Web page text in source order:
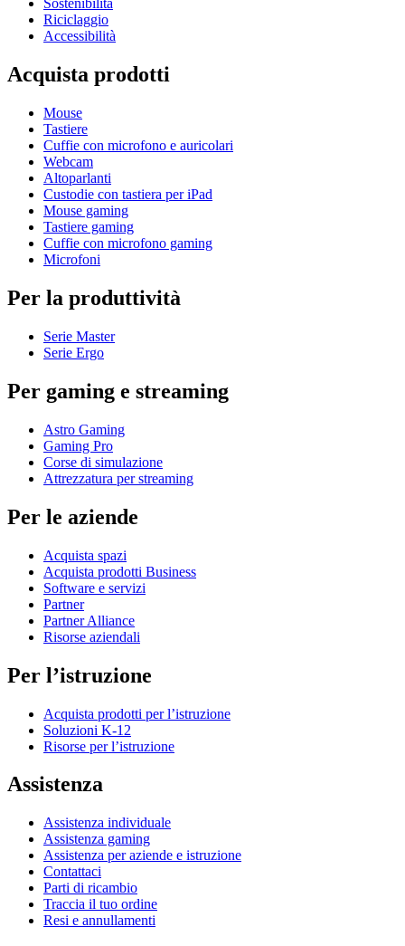
Sostenibilità
Riciclaggio
Accessibilità
Acquista prodotti
Mouse
Tastiere
Cuffie con microfono e auricolari
Webcam
Altoparlanti
Custodie con tastiera per iPad
Mouse gaming
Tastiere gaming
Cuffie con microfono gaming
Microfoni
Per la produttività
Serie Master
Serie Ergo
Per gaming e streaming
Astro Gaming
Gaming Pro
Corse di simulazione
Attrezzatura per streaming
Per le aziende
Acquista spazi
Acquista prodotti Business
Software e servizi
Partner
Partner Alliance
Risorse aziendali
Per l’istruzione
Acquista prodotti per l’istruzione
Soluzioni K-12
Risorse per l’istruzione
Assistenza
Assistenza individuale
Assistenza gaming
Assistenza per aziende e istruzione
Contattaci
Parti di ricambio
Traccia il tuo ordine
Resi e annullamenti